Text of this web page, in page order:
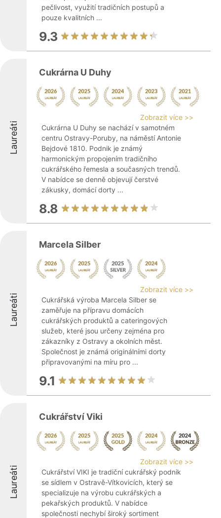
pečlivost, využití tradičních postupů a
pouze kvalitních ...
9.3
Laureáti
Cukrárna U Duhy
Zobrazit více >>
Cukrárna U Duhy se nachází v samotném
centru Ostravy-Poruby, na náměstí Antonie
Bejdové 1810. Podnik je známý
harmonickým propojením tradičního
cukrářského řemesla a současných trendů.
V nabídce se denně objevují čerstvé
zákusky, domácí dorty ...
8.8
Laureáti
Marcela Silber
Zobrazit více >>
Cukrářská výroba Marcela Silber se
zaměřuje na přípravu domácích
cukrářských produktů a cateringových
služeb, které jsou určeny zejména pro
zákazníky z Ostravy a okolních měst.
Společnost je známá originálními dorty
připravovanými na míru pro ...
9.1
Laureáti
Cukrářství Viki
Zobrazit více >>
Cukrářství VIKI je tradiční cukrářský podnik
se sídlem v Ostravě-Vítkovicích, který se
specializuje na výrobu cukrářských a
pekařských produktů. V nabídce
společnosti nechybí široký sortiment